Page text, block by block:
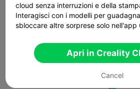
cloud senza interruzioni e della
Interagisci con i modelli per
sbloccare altre sorprese solo nell'app
Apri in Creality
Cancel